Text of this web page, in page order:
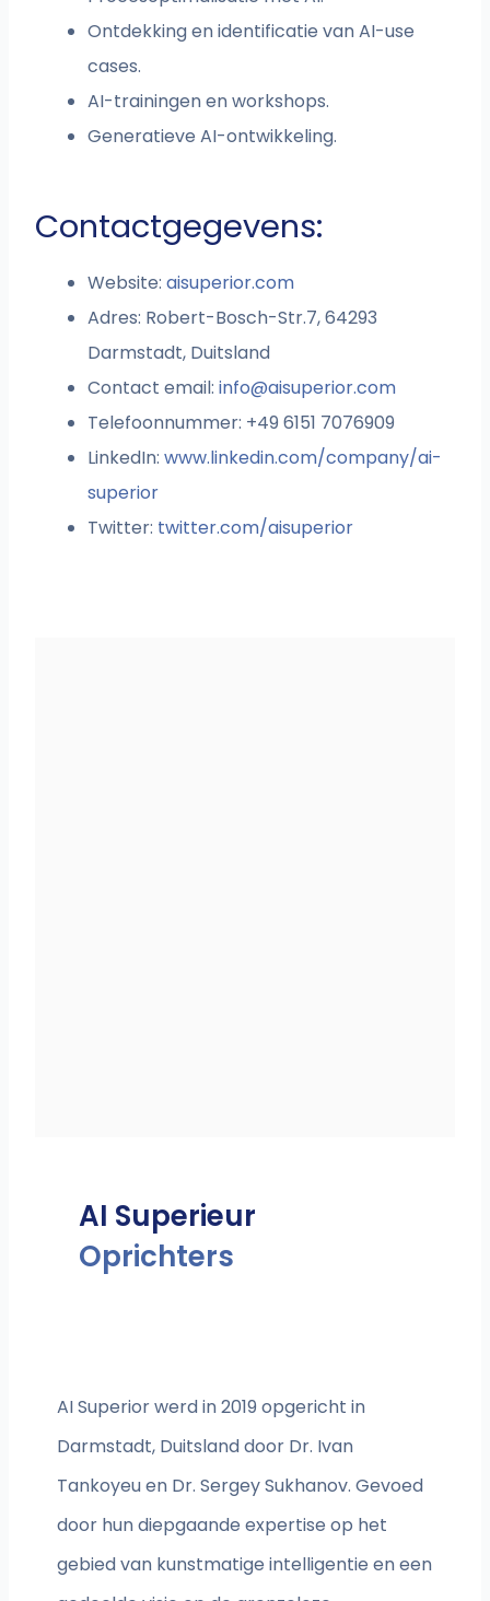
Ontdekking en identificatie van AI-use
cases.
AI-trainingen en workshops.
Generatieve AI-ontwikkeling.
Contactgegevens:
Website:aisuperior.com
Adres: Robert-Bosch-Str.7, 64293
Darmstadt, Duitsland
Contact email:info@aisuperior.com
Telefoonnummer: +49 6151 7076909
LinkedIn:www.linkedin.com/company/ai-
superior
Twitter: twitter.com/aisuperior
AI Superieur
Oprichters
AI Superior werd in 2019 opgericht in
Darmstadt, Duitsland door Dr. Ivan
Tankoyeu en Dr. Sergey Sukhanov. Gevoed
door hun diepgaande expertise op het
gebied van kunstmatige intelligentie en een